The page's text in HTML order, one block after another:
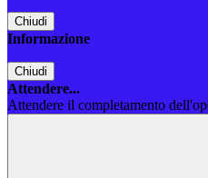
Chiudi
Informazione
Chiudi
Attendere...
Attendere il completamento